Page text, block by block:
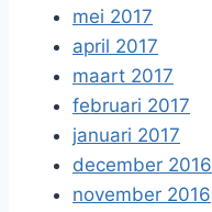
mei 2017
april 2017
maart 2017
februari 2017
januari 2017
december 2016
november 2016